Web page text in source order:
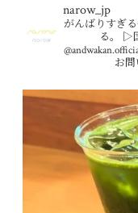
narow_jp
がんばりすぎる
る。
▷
お問